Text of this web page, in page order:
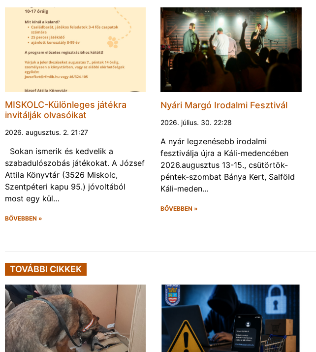
MISKOLC-Különleges játékra
invitálják olvasóikat
2026. augusztus. 2. 21:27
Sokan ismerik és kedvelik a
szabadulószobás játékokat. A József
Attila Könyvtár (3526 Miskolc,
Szentpéteri kapu 95.) jóvoltából
most egy kül…
BŐVEBBEN »
Nyári Margó Irodalmi Fesztivál
2026. július. 30. 22:28
A nyár legzenésebb irodalmi
fesztiválja újra a Káli-medencében
2026.augusztus 13-15., csütörtök-
péntek-szombat Bánya Kert, Salföld
Káli-meden…
BŐVEBBEN »
TOVÁBBI CIKKEK